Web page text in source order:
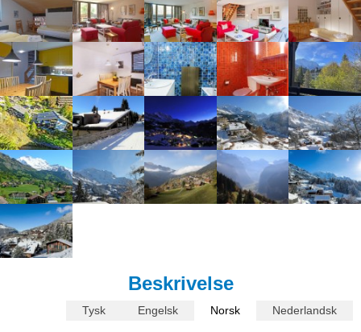
Beskrivelse
Tysk Engelsk Norsk Nederlandsk